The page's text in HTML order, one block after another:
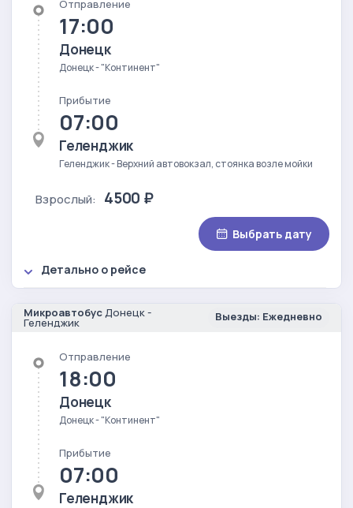
Отправление
17:00
Донецк
Донецк - "Континент"
Прибытие
07:00
Геленджик
Геленджик - Верхний автовокзал, стоянка возле мойки
Взрослый: 4500 ₽
Выбрать дату
Детально о рейсе
МикроавтобусДонецк -
Геленджик Выезды: Ежедневно
Отправление
18:00
Донецк
Донецк - "Континент"
Прибытие
07:00
Геленджик